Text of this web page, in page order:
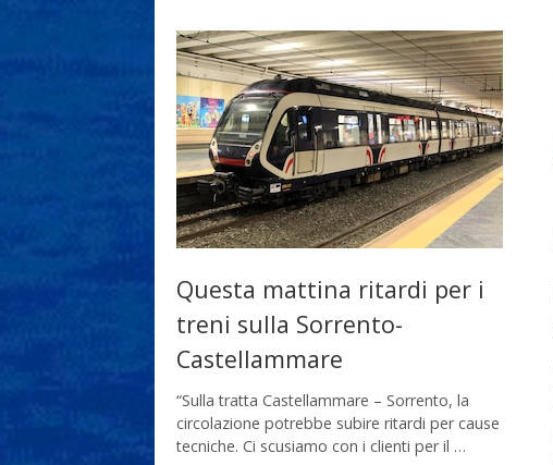
Questa mattina ritardi per i
treni sulla Sorrento-
Castellammare
“Sulla tratta Castellammare – Sorrento, la
circolazione potrebbe subire ritardi per cause
tecniche. Ci scusiamo con i clienti per il …